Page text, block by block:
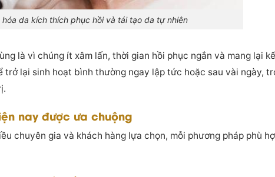
hóa da kích thích phục hồi và tái tạo da tự nhiên
là vì chúng ít xâm lấn, thời gian hồi phục ngắn và mang lại
lại sinh hoạt bình thường ngay lập tức hoặc sau vài ngày,
nay được ưa chuộng
chuyên gia và khách hàng lựa chọn, mỗi phương pháp phù